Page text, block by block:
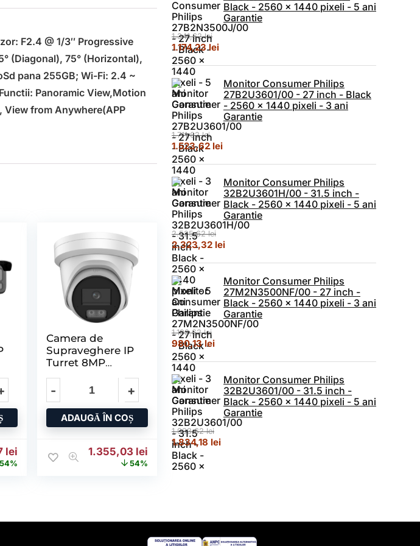
F2.4 @ 1/3″ Progressive
(Diagonal), 75° (Horizontal),
pana 255GB; Wi-Fi: 2.4 ~
Panoramic View,Motion
from Anywhere(APP
lei.
a fost: 2.668,56 lei.
leiPrețul curent este: 1.228,47 lei.
Camera de
Supraveghere IP
Turret 8MP
HIKVISION DS-
2CD2387G3-
LIY(2.8MM),
Lentila Fixa
ADAUGĂ ÎN COȘ
Prețul inițial a fost: 2.943,82 lei.
1.355,03 leiPrețul curent este: 1.355,03 lei.
54%
Black - 2560 x 1440 pixeli - 5 ani
Garantie
1.341,62lei
Prețul inițial a fost: 1.341,62 lei.
1.174,23leiPrețul curent este: 1.174,23 lei.
Monitor Consumer Philips
27B2U3601/00 - 27 inch - Black
- 2560 x 1440 pixeli - 3 ani
Garantie
1.711,62lei
Prețul inițial a fost: 1.711,62 lei.
1.523,62 leiPrețul curent este: 1.523,62 lei.
Monitor Consumer Philips
32B2U3601H/00 - 31.5 inch -
Black - 2560 x 1440 pixeli - 5 ani
Garantie
2.525,62lei
Prețul inițial a fost: 2.525,62 lei.
2.323,32 leiPrețul curent este: 2.323,32 lei.
Monitor Consumer Philips
27M2N3500NF/00 - 27 inch -
Black - 2560 x 1440 pixeli - 3 ani
Garantie
1.193,62lei
Prețul inițial a fost: 1.193,62 lei.
980,13leiPrețul curent este: 980,13 lei.
Monitor Consumer Philips
32B2U3601/00 - 31.5 inch -
Black - 2560 x 1440 pixeli - 5 ani
Garantie
1.933,62lei
Prețul inițial a fost: 1.933,62 lei.
1.834,18 leiPrețul curent este: 1.834,18 lei.